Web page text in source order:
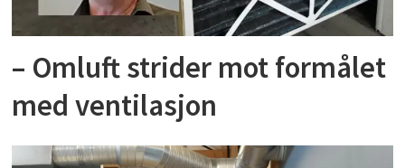
– Omluft strider mot formålet
med ventilasjon